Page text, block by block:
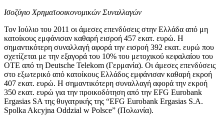
Ισοζύγιο Χρηματοοικονομικών Συναλλαγών
Τον Ιούλιο του 2011 οι άμεσες επενδύσεις στην Ελλάδα από μη
κατοίκους εμφάνισαν καθαρή εισροή 457 εκατ. ευρώ. Η
σημαντικότερη συναλλαγή αφορά την εισροή 392 εκατ. ευρώ που
σχετίζεται με την εξαγορά του 10% του μετοχικού κεφαλαίου του
ΟΤΕ από τη Deutsche Telekom (Γερμανία). Οι άμεσες επενδύσεις
στο εξωτερικό από κατοίκους Ελλάδος εμφάνισαν καθαρή εκροή
407 εκατ. ευρώ. Η σημαντικότερη συναλλαγή αφορά την εκροή
350 εκατ. ευρώ για την προικοδότηση από την EFG Eurobank
Ergasias SA της θυγατρικής της “EFG Eurobank Ergasias S.A.
Spolka Akcyjna Oddzial w Polsce” (Πολωνία).